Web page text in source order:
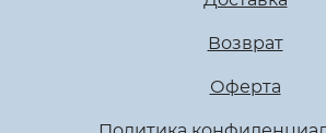
Возврат
Оферта